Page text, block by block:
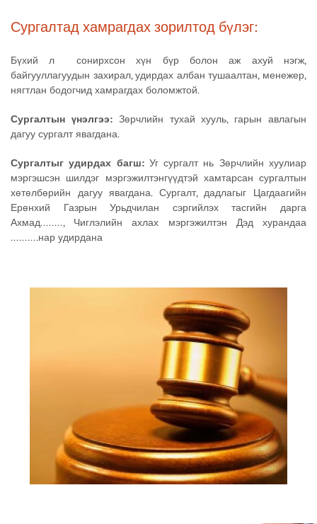
Сургалтад хамрагдах зорилтод бүлэг:
Бүхий л сонирхсон хүн бүр болон аж ахуй нэгж,
байгууллагуудын захирал, удирдах албан тушаалтан, менежер,
нягтлан бодогчид хамрагдах боломжтой.
Сургалтын үнэлгээ:Зөрчлийн тухай хууль, гарын авлагын
дагуу сургалт явагдана.
Сургалтыг удирдах багш:Уг сургалт нь Зөрчлийн хуулиар
мэргэшсэн шилдэг мэргэжилтэнгүүдтэй хамтарсан сургалтын
хөтөлбөрийн дагуу явагдана. Сургалт, дадлагыг Цагдаагийн
Ерөнхий Газрын Урьдчилан сэргийлэх тасгийн дарга
Ахмад........, Чиглэлийн ахлах мэргэжилтэн Дэд хурандаа
..........нар удирдана